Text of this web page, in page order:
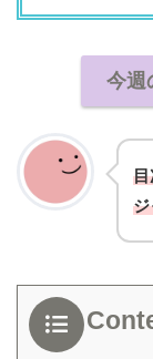
今週
目
ジ